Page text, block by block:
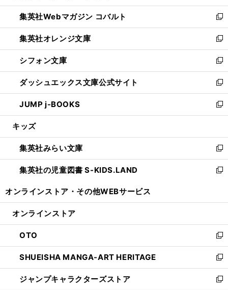
開
く
ウ
で
開
く
ン
ド
ウ
で
開
く
ウ
ィ
ン
ド
ウ
で
開
く
集英社Webマガジン コバルト
新
し
い
ウ
ィ
ン
ド
ウ
で
開
集英社オレンジ文庫
新
し
い
ウ
ィ
ン
ド
ウ
開
く
シフォン文庫
新
し
い
ウ
ィ
ン
ウ
で
開
く
ダッシュエックス文庫公式サイト
新
し
い
ウ
ン
ド
ウ
で
JUMP j-BOOKS
新
し
ウ
ィ
ン
ド
開
キッズ
集英社みらい文庫
新
し
い
ン
ウ
で
開
く
集英社の児童図書 S-KIDS.LAND
新
ウ
ン
ド
ウ
で
開
く
オンラインストア・ その他WEBサービス
オンラインストア
OTO
新
し
い
ウ
ィ
SHUEISHA MANGA-ART HERITAGE
新
し
い
ジャンプキャラクターズストア
新